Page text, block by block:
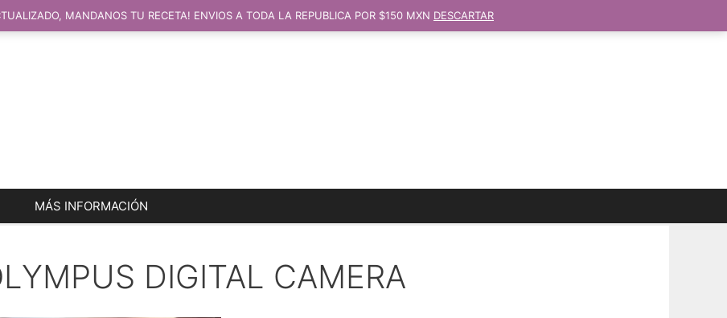
MÁS INFORMACIÓN
DIGITAL CAMERA
MANDANOS TU RECETA! ENVIOS A TODA LA REPUBLICA POR $150 MXN DESCARTAR